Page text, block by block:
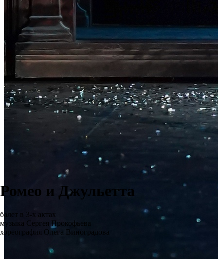
Ромео и Джульетта
балет в 3-х актах
музыка Сергея Прокофьева
хореография Олега Виноградова